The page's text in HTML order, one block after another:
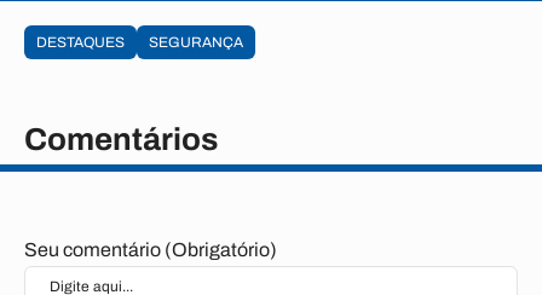
DESTAQUES SEGURANÇA
Comentários
Seu comentário (Obrigatório)